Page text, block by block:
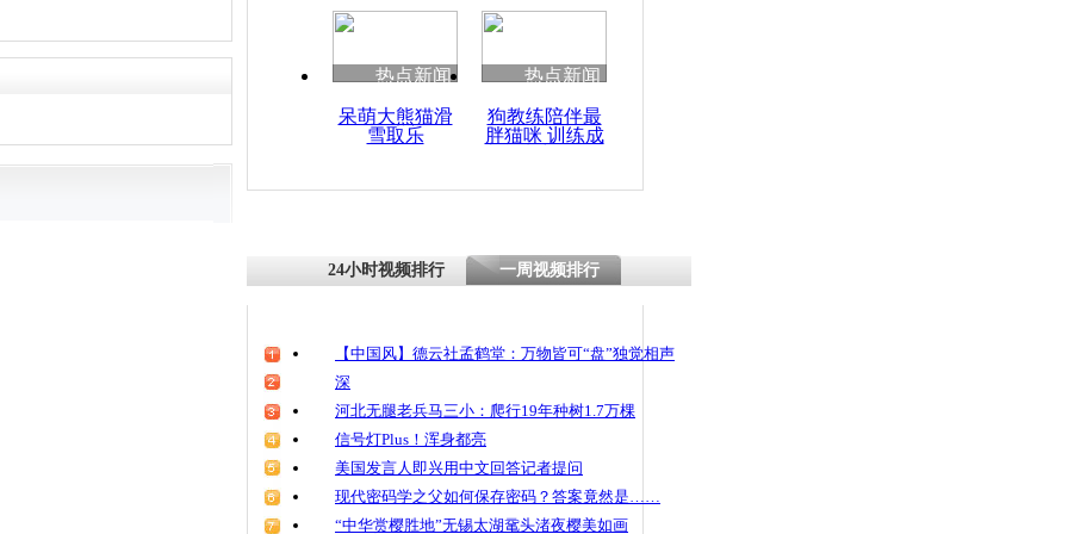
热点新闻
呆萌大熊猫滑
雪取乐
热点新闻
狗教练陪伴最
胖猫咪 训练成
24小时视频排行 一周视频排行
【中国风】德云社孟鹤堂：万物皆可“盘”独觉相声
深
河北无腿老兵马三小：爬行19年种树1.7万棵
信号灯Plus！浑身都亮
美国发言人即兴用中文回答记者提问
现代密码学之父如何保存密码？答案竟然是……
“中华赏樱胜地”无锡太湖鼋头渚夜樱美如画